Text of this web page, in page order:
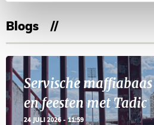
Blogs
Servische
en feesten met Tadic
24 JULI 2026 - 11:59